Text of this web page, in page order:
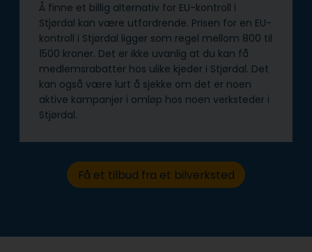
Å finne et billig alternativ for EU-kontroll i
Stjørdal kan være utfordrende. Prisen for en EU-
kontroll i Stjørdal ligger som regel mellom 800 til
1500 kroner. Det er ikke uvanlig at du kan få
medlemsrabatter hos ulike kjeder i Stjørdal. Det
kan også være lurt å sjekke om det er noen
aktive kampanjer i omløp hos noen verksteder i
Stjørdal.
Få et tilbud fra et bilverksted